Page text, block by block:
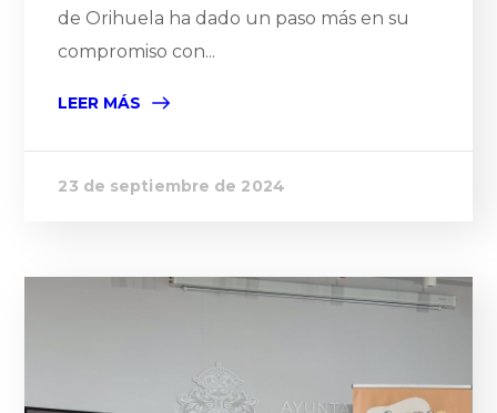
de Orihuela ha dado un paso más en su
compromiso con...
LEER MÁS
23 de septiembre de 2024